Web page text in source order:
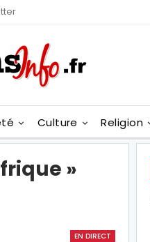
Culture Religion
»
EN DIRECT